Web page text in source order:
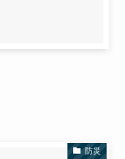
防災